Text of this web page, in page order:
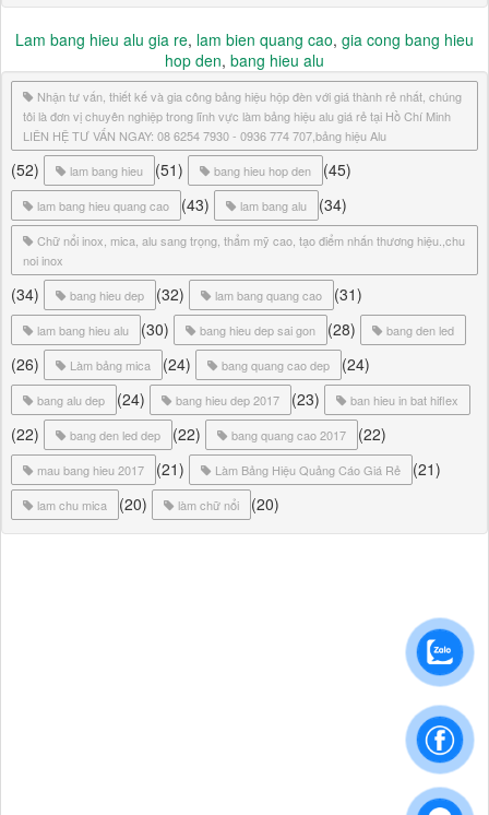
Lam bang hieu alu gia re, lam bien quang cao, gia cong bang hieu
hop den, bang hieu alu
Nhận tư vấn, thiết kế và gia công bảng hiệu hộp đèn với giá thành rẻ nhất, chúng
tôi là đơn vị chuyên nghiệp trong lĩnh vực làm bảng hiệu alu giá rẻ tại Hồ Chí Minh
LIÊN HỆ TƯ VẤN NGAY: 08 6254 7930 - 0936 774 707,bảng hiệu Alu
(52) lam bang hieu (51) bang hieu hop den (45)
lam bang hieu quang cao (43) lam bang alu (34)
Chữ nổi inox, mica, alu sang trọng, thẩm mỹ cao, tạo điểm nhấn thương hiệu.,chu
noi inox
(34) bang hieu dep (32) lam bang quang cao (31)
lam bang hieu alu (30) bang hieu dep sai gon (28) bang den led
(26) Làm bảng mica (24) bang quang cao dep (24)
bang alu dep (24) bang hieu dep 2017 (23) ban hieu in bat hiflex
(22) bang den led dep (22) bang quang cao 2017 (22)
mau bang hieu 2017 (21) Làm Bảng Hiệu Quảng Cáo Giá Rẻ (21)
lam chu mica (20) làm chữ nổi (20)